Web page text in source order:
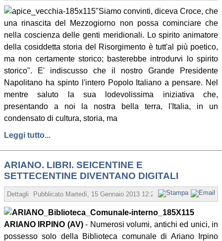
"Siamo convinti, diceva Croce, che
una rinascita del Mezzogiorno non possa cominciare che
nella coscienza delle genti meridionali. Lo spirito animatore
della cosiddetta storia del Risorgimento è tutt'al più poetico,
ma non certamente storico; basterebbe introdurvi lo spirito
storico". E' indiscusso che il nostro Grande Presidente
Napolitano ha spinto l'intero Popolo Italiano a pensare. Nel
mentre saluto la sua lodevolissima iniziativa che,
presentando a noi la nostra bella terra, l'Italia, in un
condensato di cultura, storia, ma
Leggi tutto...
ARIANO. LIBRI. SEICENTINE E
SETTECENTINE DIVENTANO DIGITALI
Dettagli Pubblicato Martedì, 15 Gennaio 2013 12:26 Scritto da Redazione
ARIANO IRPINO (AV)- Numerosi volumi, antichi ed unici, in
possesso solo della Biblioteca comunale di Ariano Irpino